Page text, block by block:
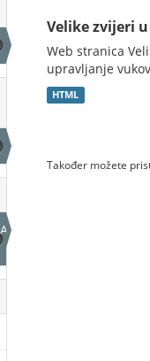
Velike zvijeri
Web stranica
upravljanje
HTML
Također možete